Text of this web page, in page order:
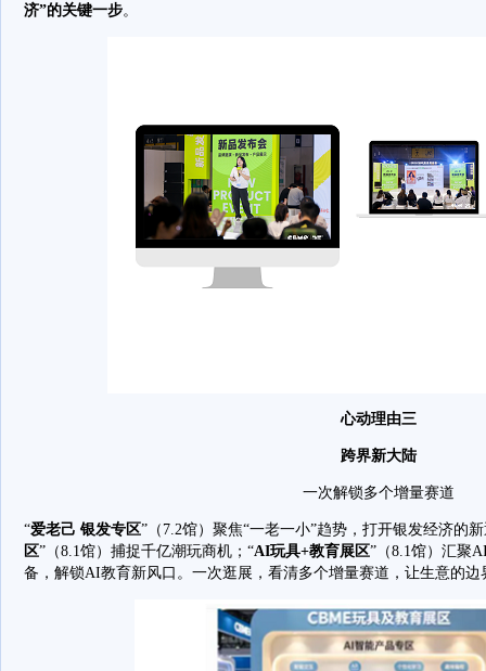
济”的关键一步。
心动理由三
跨界新大陆
一次解锁多个增量赛道
“爱老己 银发专区”（7.2馆）聚焦“一老一小”趋势，打开银发经济的
区”（8.1馆）捕捉千亿潮玩商机；“AI玩具+教育展区”（8.1馆）汇聚
备，解锁AI教育新风口。一次逛展，看清多个增量赛道，让生意的边